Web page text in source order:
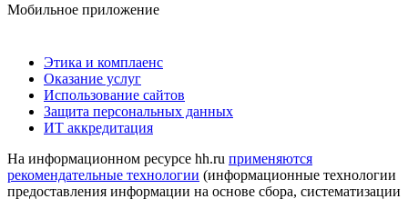
Мобильное приложение
Этика и комплаенс
Оказание услуг
Использование сайтов
Защита персональных данных
ИТ аккредитация
На информационном ресурсе hh.ru применяются
рекомендательные технологии (информационные технологии
предоставления информации на основе сбора, систематизации